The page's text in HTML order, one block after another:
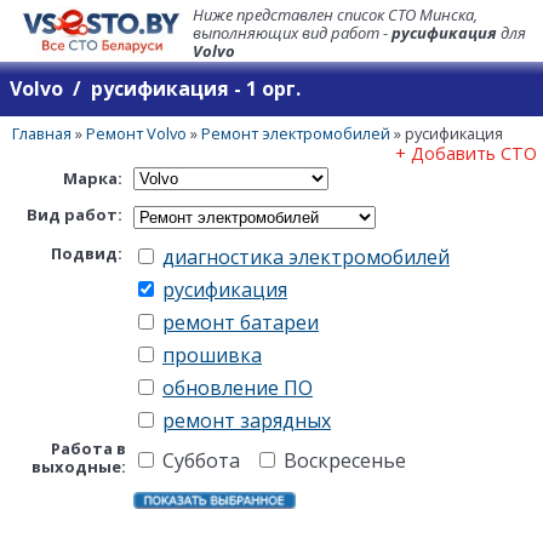
Ниже представлен список СТО Минска,
выполняющих вид работ -русификациядля
Volvo
Volvo / русификация - 1 орг.
Главная »Ремонт Volvo »Ремонт электромобилей »русификация
+ Добавить СТО
Марка:
Вид работ:
Подвид:
диагностика электромобилей
русификация
ремонт батареи
прошивка
обновление ПО
ремонт зарядных
Работа в
выходные:
Суббота Воскресенье